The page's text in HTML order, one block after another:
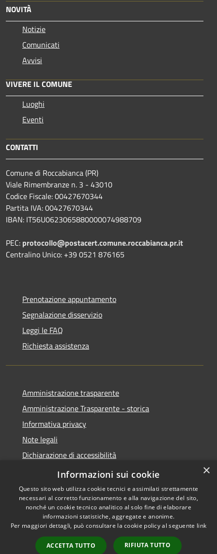
NOVITÀ
Notizie
Comunicati
Avvisi
VIVERE IL COMUNE
Luoghi
Eventi
CONTATTI
Comune di Roccabianca (PR)
Viale Rimembranze n. 3 - 43010
Codice Fiscale: 00427670344
Partita IVA: 00427670344
IBAN: IT56U0623065880000074988709
PEC: protocollo@postacert.comune.roccabianca.pr.it
Centralino Unico: +39 0521 876165
Prenotazione appuntamento
Segnalazione disservizio
Leggi le FAQ
Richiesta assistenza
Amministrazione trasparente
Amministrazione Trasparente - storica
Informativa privacy
Note legali
Dichiarazione di accessibilità
Obiettivi di accessibilità
Accessibilità
Copyright © 2026 • Comune di
Roccabianca • Powered by
Municipium•
Accesso
×
Informazioni sui cookie
Questo sito web utilizza cookie tecnici e assimilati strettamente
necessari al corretto funzionamento e alla navigazione del sito,
nonché un cookie tecnico analitico al solo fine di elaborare
informazioni statistiche, aggregate e anonime.
Per maggiori dettagli, può consultare la cookie policy al seguente link
ACCETTA TUTTO RIFIUTA TUTTO